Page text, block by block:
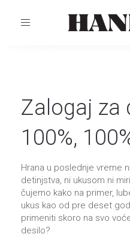
TOGGLE
Zalogaj za
100%,
Hrana u poslednje vreme
detinjstva, ni ukusom ni
čujemo kako na primer,
ukus kao od pre deset
primeniti skoro na svo
desilo?